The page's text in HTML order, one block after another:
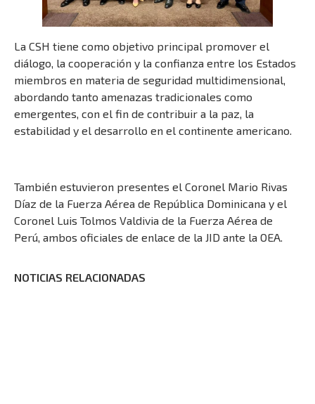
La CSH tiene como objetivo principal promover el
diálogo, la cooperación y la confianza entre los Estados
miembros en materia de seguridad multidimensional,
abordando tanto amenazas tradicionales como
emergentes, con el fin de contribuir a la paz, la
estabilidad y el desarrollo en el continente americano.
También estuvieron presentes el Coronel Mario Rivas
Díaz de la Fuerza Aérea de República Dominicana y el
Coronel Luis Tolmos Valdivia de la Fuerza Aérea de
Perú, ambos oficiales de enlace de la JID ante la OEA.
NOTICIAS RELACIONADAS